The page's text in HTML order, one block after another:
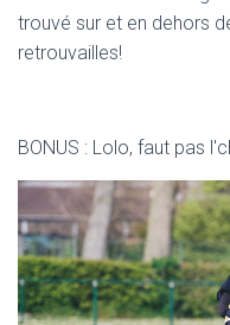
trouvé sur et en dehors
retrouvailles!
BONUS : Lolo, faut pas